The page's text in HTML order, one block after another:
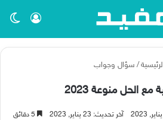
تسجيل
/ سؤال وجواب
مع الحل منوعة 2023
آخر تحديث: 23 يناير, 2023